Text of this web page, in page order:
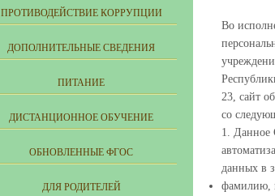
Во
23, сайт
со
1. Данное
данных в
фамилию,
ПРОТИВОДЕЙСТВИЕ КОРРУПЦИИ
ДОПОЛНИТЕЛЬНЫЕ СВЕДЕНИЯ
ПИТАНИЕ
ДИСТАНЦИОННОЕ ОБУЧЕНИЕ
ОБНОВЛЕННЫЕ ФГОС
ДЛЯ РОДИТЕЛЕЙ